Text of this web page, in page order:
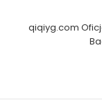
qiqiyg.com